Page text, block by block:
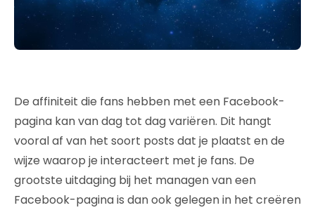
De affiniteit die fans hebben met een Facebook-
pagina kan van dag tot dag variëren. Dit hangt
vooral af van het soort posts dat je plaatst en de
wijze waarop je interacteert met je fans. De
grootste uitdaging bij het managen van een
Facebook-pagina is dan ook gelegen in het creëren